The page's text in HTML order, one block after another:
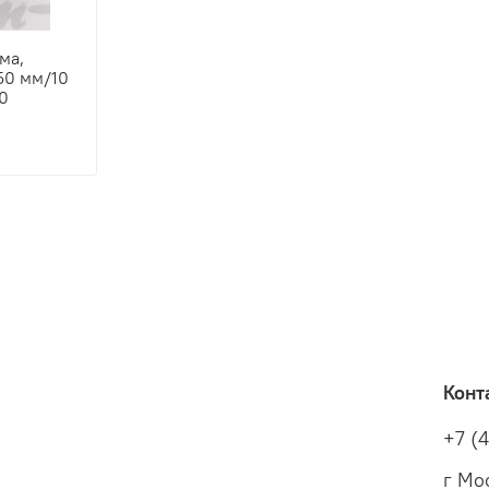
мм/10
+7
г